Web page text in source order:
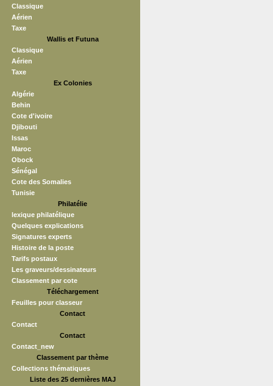
Classique
Aérien
Taxe
Wallis et Futuna
Classique
Aérien
Taxe
Ex Colonies
Algérie
Behin
Cote d'ivoire
Djibouti
Issas
Maroc
Obock
Sénégal
Cote des Somalies
Tunisie
Philatélie
lexique philatélique
Quelques explications
Signatures experts
Histoire de la poste
Tarifs postaux
Les graveurs/dessinateurs
Classement par cote
Téléchargement
Feuilles pour classeur
Contact
Contact
Contact
Contact_new
Classement par thème
Collections thématiques
Liste des 25 dernières MAJ